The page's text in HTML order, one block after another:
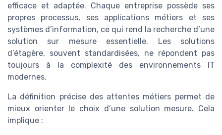
efficace et adaptée. Chaque entreprise possède ses
propres processus, ses applications métiers et ses
systèmes d’information, ce qui rend la recherche d’une
solution sur mesure essentielle. Les solutions
d’étagère, souvent standardisées, ne répondent pas
toujours à la complexité des environnements IT
modernes.
La définition précise des attentes métiers permet de
mieux orienter le choix d’une solution mesure. Cela
implique :